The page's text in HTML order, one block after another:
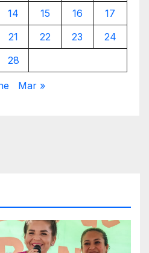
14 15 16
17
21 22 23
24
28
Mar »